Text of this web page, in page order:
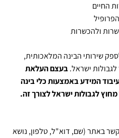
החיים
ולהכשרות
שירותי הבינה המלאכותית,
ישראל.בעצם העלאת
המידע באמצעות כלי בינה
לגבולות ישראל לצורך זה.
באתר (שם, דוא"ל, טלפון, נושא